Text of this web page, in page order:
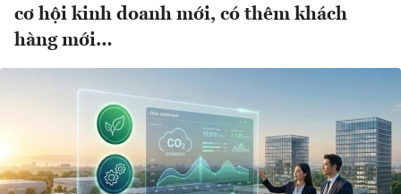
cơ hội kinh doanh mới, có thêm khách
hàng mới…